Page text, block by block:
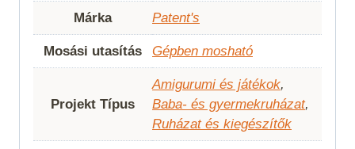
Márka Patent's
Mosási utasítás Gépben mosható
Projekt Típus
Amigurumi és játékok,
Baba- és gyermekruházat,
Ruházat és kiegészítők